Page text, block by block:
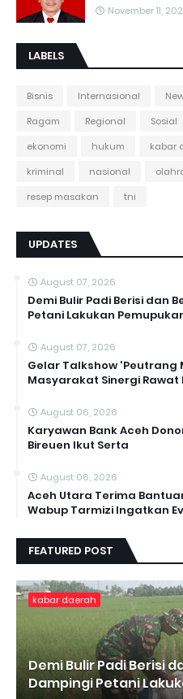
November 11,
LABELS
Bisnis Internasional
Ragam
Regional Sosial
ekonomi
hukum kabar
kriminal
nasional
resep masakan
tni
UPDATES
August 07, 2026
Demi Bulir Padi Berisi dan
Petani Lakukan
August 07, 2026
Gelar Talkshow 'Peutrang
Masyarakat Sinergi Rawat
August 06, 2026
Karyawan Bank Aceh
Bireuen Ikut Serta
August 06, 2026
Aceh Utara Terima
Wabup Tarmizi Ingatkan
FEATURED POST
kabar daerah
Demi Bulir Padi Berisi
Dampingi Petani